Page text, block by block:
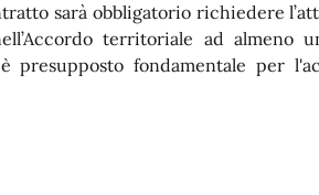
sarà obbligatorio richiedere
territoriale ad almeno
presupposto fondamentale per